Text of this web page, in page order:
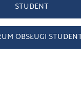
STUDENT
OBSŁUGI